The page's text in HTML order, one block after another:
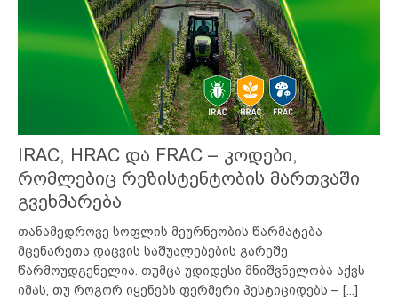
IRAC, HRAC და FRAC – კოდები,
რომლებიც რეზისტენტობის მართვაში
გვეხმარება
თანამედროვე სოფლის მეურნეობის წარმატება
მცენარეთა დაცვის საშუალებების გარეშე
წარმოუდგენელია. თუმცა უდიდესი მნიშვნელობა აქვს
იმას, თუ როგორ იყენებს ფერმერი პესტიციდებს – [...]